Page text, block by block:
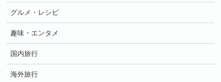
グルメ・レシピ
趣味・エンタメ
国内旅行
海外旅行